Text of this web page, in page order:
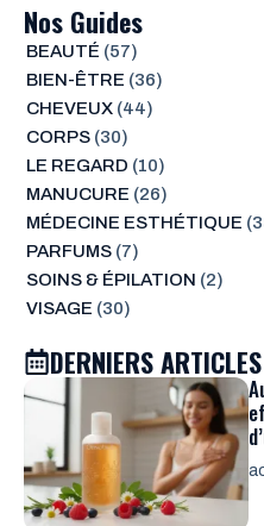
Nos Guides
BEAUTÉ (57)
BIEN-ÊTRE (36)
CHEVEUX(44)
CORPS(30)
LE REGARD (10)
MANUCURE (26)
MÉDECINE ESTHÉTIQUE
PARFUMS(7)
SOINS & ÉPILATION (2)
VISAGE (30)
DERNIERS ARTICLES